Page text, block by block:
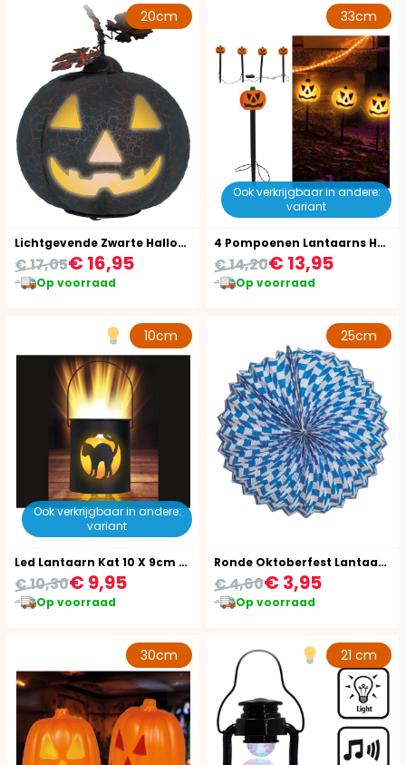
20cm
Lichtgevende Zwarte Halloween Pompoen
€ 16,95
€ 17,05
Op voorraad
Ook verkrijgbaar in andere:
variant
33cm
4 Pompoenen Lantaarns Halloween
€ 13,95
€ 14,20
Op voorraad
Ook verkrijgbaar in andere:
variant
10cm
Led Lantaarn Kat 10 X 9cm Halloween
€ 9,95
€ 10,30
Op voorraad
25cm
Ronde Oktoberfest Lantaarn Blauw Wit 25Cm
€ 3,95
€ 4,60
Op voorraad
30cm 21 cm